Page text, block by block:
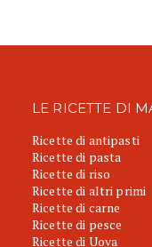
LE RICETTE DI
Ricette di antipasti
Ricette di pasta
Ricette di riso
Ricette di altri primi
Ricette di carne
Ricette di pesce
Ricette di Uova